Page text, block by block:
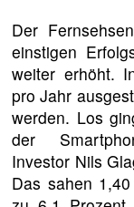
Der
einstigen
weiter erhöht.
pro Jahr
werden. Los
der
Investor Nils
Das sahen